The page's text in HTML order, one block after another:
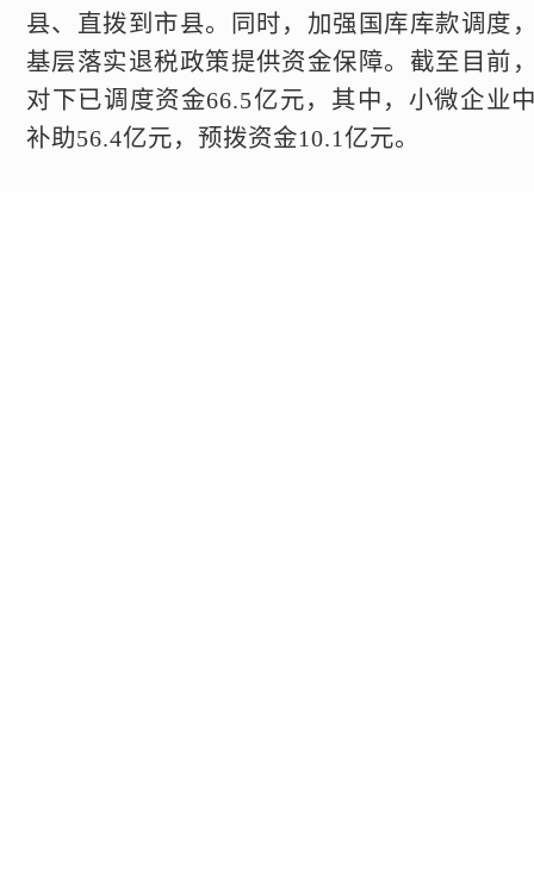
县、直拨到市县。同时，加强国库库款调度
基层落实退税政策提供资金保障。截至目前
对下已调度资金66.5亿元，其中，小微企业
补助56.4亿元，预拨资金10.1亿元。